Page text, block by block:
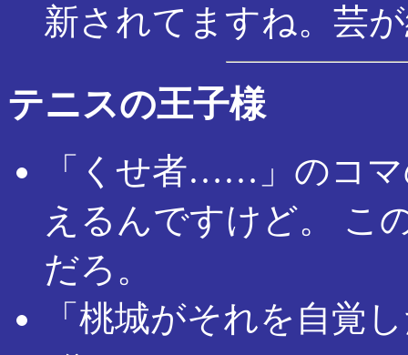
新されてますね。芸
テニスの王子様
「くせ者……」のコ
えるんですけど。 こ
だろ。
「桃城がそれを自覚